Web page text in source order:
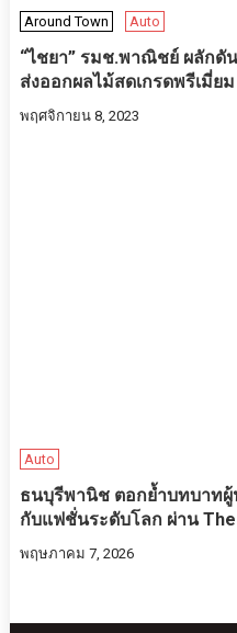
Around Town Auto
“ไชยา” รมช.พาณิชย์ ผลักดั
ส่งออกผลไม้สดเกรดพรีเมี่ย
พฤศจิกายน 8, 2023
Auto
ธนบุรีพานิช ตอกย้ำบทบาทผู้
กับแฟชั่นระดับโลก ผ่าน
พฤษภาคม 7, 2026